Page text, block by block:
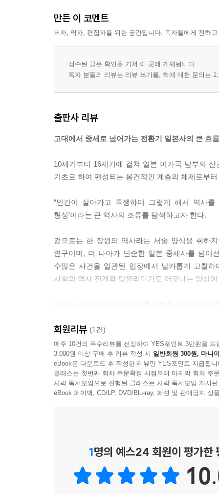
만든 이 코멘트
저자, 역자, 편집자를 위한 공간입니다. 독자들에게 전하
접수된 글은 확인을 거쳐 이 곳에 게재됩니다.
독자 분들의 리뷰는 리뷰 쓰기를, 책에 대한 문의는
출판사 리뷰
고대에서 중세로 넘어가는 전환기 일본사의 큰 흐름
10세기부터 16세기에 걸쳐 일본 이가국 남부의
기초로 하여 편성되는 봉건적인 계층의 체제로부
“인간이 살아가고 투쟁하며 그렇게 해서 역사
형성’이라는 큰 역사의 조류를 탐색하고자 한다.
겉으로는 한 장원의 역사라는 서술 양식을 취하
연구이며, 더 나아가 단순한 일본 중세사를 넘어
수많은 사건을 일관된 입장에서 날카롭게 고찰
사회의 역사 전개와 맞물리다가도 어긋나는 양상
무사가 영주로서 재지(在地)를 지배한다는 ‘재지
회원리뷰 (1건)
매주 10건의 우수리뷰를 선정하여 YES포인트 3만원을 드
3,000원 이상 구매 후 리뷰 작성 시 일반회원 300원, 마니
eBook은 다운로드 후 작성한 리뷰만 YES포인트 지급됩니
클래스는 첫번째 회차 주문확정 시점부터 마지막 회차 주
사락 독서모임으로 진행된 클래스는 사락 독서모임 게시
eBook 페이백, CD/LP, DVD/Blu-ray, 패션 및 판매금지 상
1명의 예스24 회원이 평가한